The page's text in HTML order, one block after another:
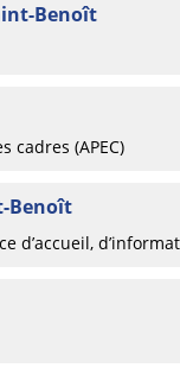
Benoît
cadres (APEC)
Benoît
d’accueil,